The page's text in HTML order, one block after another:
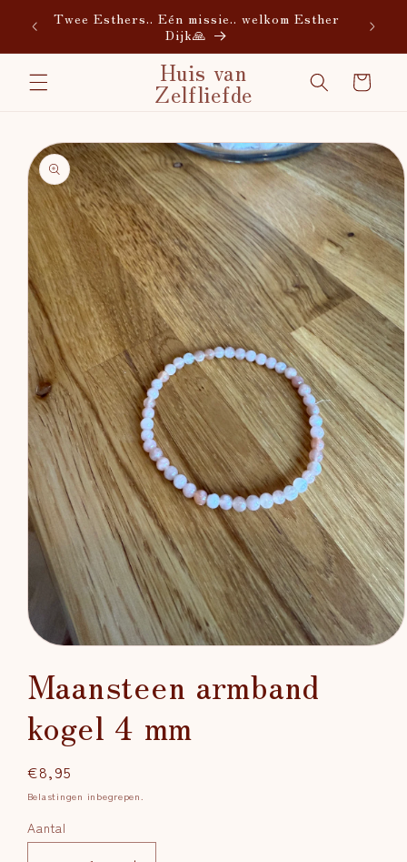
naar de
Twee Esthers.. Eén missie.. welkom Esther
Dijk🙏
Huis van
Zelfliefde Winkelwagen
direct naar
openen
in
Maansteen armband
kogel 4 mm
Normale
prijs
€8,95
Belastingen inbegrepen.
Aantal
Aantal